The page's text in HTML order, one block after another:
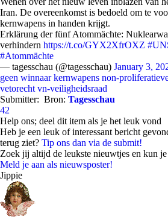
Iran. De overeenkomst is bedoeld om te
kernwapens in handen krijgt.
Erklärung der fünf Atommächte:
verhindern https://t.co/GYX2XfrOXZ
#Atommächte
— tagesschau (@tagesschau) January 3,
geen winnaar kernwapens non-
vetorecht vn-veiligheidsraad
Submitter: Bron: Tagesschau
42
Help ons; deel dit item als je het leuk vond
Heb je een leuk of interessant bericht
terug ziet? Tip ons dan via de submit!
Zoek jij altijd de leukste nieuwtjes en kun
Meld je aan als nieuwsposter!
Jippie